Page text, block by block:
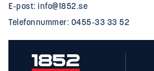
E-post: info@1852.se
Telefonnummer: 0455-33 33 52